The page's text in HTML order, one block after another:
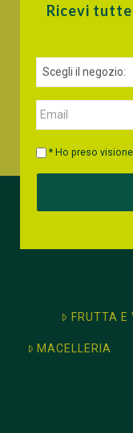
Ricevi tutte
* Ho preso
FRUTTA E
MACELLERIA